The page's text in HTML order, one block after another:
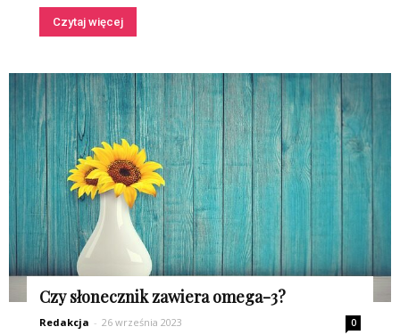
Czytaj więcej
Czy słonecznik zawiera omega-3?
Redakcja - 26 września 2023 0